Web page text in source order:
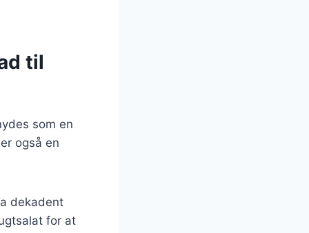
til
som en
også en
dekadent
for at